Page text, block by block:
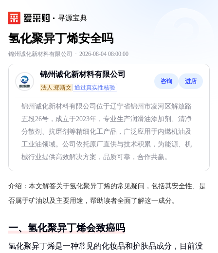
寻源宝典
氢化聚异丁烯安全吗
锦州诚化新材料有限公司 · 2026-08-04 08:00:00
锦州诚化新材料有限公司
法人:郑斯文 通过真实性核验
咨询 进店
锦州诚化新材料有限公司位于辽宁省锦州市凌河区解放路
五段26号，成立于2023年，专业生产润滑油添加剂、清净
分散剂、抗磨剂等精细化工产品，广泛应用于内燃机油及
工业油领域。公司依托原厂直供与技术积累，为能源、机
械行业提供高效解决方案，品质可靠，合作共赢。
介绍： 本文解答关于氢化聚异丁烯的常见疑问，包括其安全性、是
否属于矿油以及主要用途，帮助读者全面了解这一成分。
一、氢化聚异丁烯会致癌吗
氢化聚异丁烯是一种常见的化妆品和护肤品成分，目前没